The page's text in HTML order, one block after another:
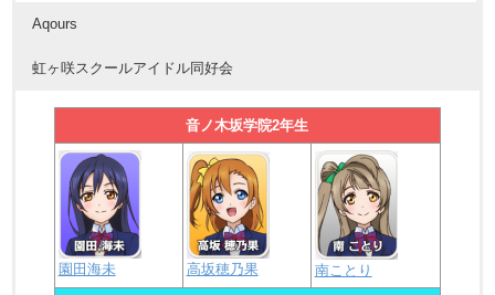
Aqours
虹ヶ咲スクールアイドル同好会
音ノ木坂学院2年生
園田海未 高坂穂乃果 南ことり